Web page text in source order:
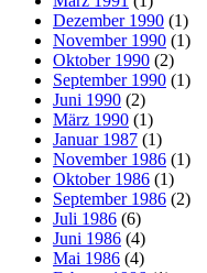
Dezember 1990 (1)
November 1990 (1)
Oktober 1990 (2)
September 1990 (1)
Juni 1990 (2)
März 1990 (1)
Januar 1987 (1)
November 1986 (1)
Oktober 1986 (1)
September 1986 (2)
Juli 1986 (6)
Juni 1986 (4)
Mai 1986 (4)